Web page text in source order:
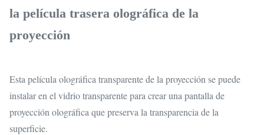
la película trasera olográfica de la
proyección
Esta película olográfica transparente de la proyección se puede
instalar en el vidrio transparente para crear una pantalla de
proyección olográfica que preserva la transparencia de la
superficie.